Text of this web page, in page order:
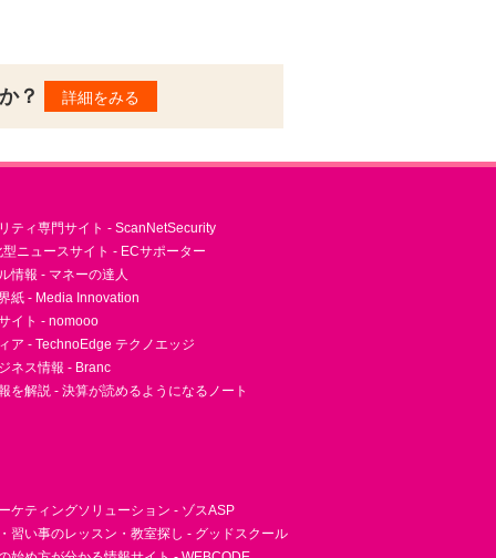
？ 詳細をみる
ティ専門サイト - ScanNetSecurity
型ニュースサイト - ECサポーター
情報 - マネーの達人
紙 - Media Innovation
イト - nomooo
ア - TechnoEdge テクノエッジ
ネス情報 - Branc
を解説 - 決算が読めるようになるノート
ケティングソリューション - ゾスASP
習い事のレッスン・教室探し - グッドスクール